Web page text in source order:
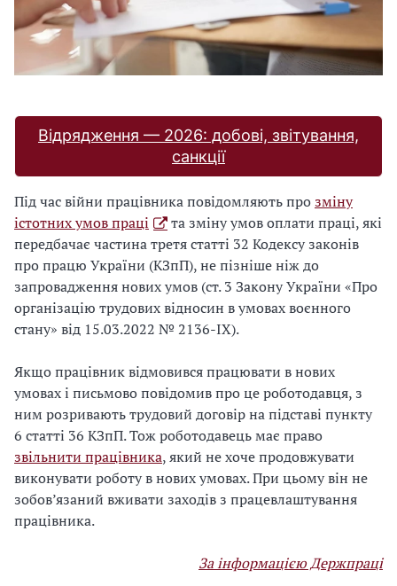
Відрядження — 2026: добові, звітування,
санкції
Під час війни працівника повідомляють прозміну
істотних умов праці
та зміну умов оплати праці, які
передбачає частина третя статті 32 Кодексу законів
про працю України (КЗпП), не пізніше ніж до
запровадження нових умов (ст. 3 Закону України «Про
організацію трудових відносин в умовах воєнного
стану» від 15.03.2022 № 2136-IX).
Якщо працівник відмовився працювати в нових
умовах і письмово повідомив про це роботодавця, з
ним розривають трудовий договір на підставі пункту
6 статті 36 КЗпП. Тож роботодавець має право
звільнити працівника, який не хоче продовжувати
виконувати роботу в нових умовах. При цьому він не
зобов’язаний вживати заходів з працевлаштування
працівника.
За інформацією Держпраці